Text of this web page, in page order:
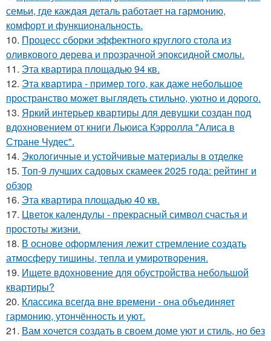
семьи, где каждая деталь работает на гармонию,
комфорт и функциональность.
10. Процесс сборки эффектного круглого стола из
оливкового дерева и прозрачной эпоксидной смолы.
11. Эта квартира площадью 94 кв.
12. Эта квартира - пример того, как даже небольшое
пространство может выглядеть стильно, уютно и дорого.
13. Яркий интерьер квартиры для девушки создан под
вдохновением от книги Льюиса Кэрролла "Алиса в
Стране Чудес".
14. Экологичные и устойчивые материалы в отделке
15. Топ-9 лучших садовых скамеек 2025 года: рейтинг и
обзор
16. Эта квартира площадью 40 кв.
17. Цветок календулы - прекрасный символ счастья и
простоты жизни.
18. В основе оформления лежит стремление создать
атмосферу тишины, тепла и умиротворения.
19. Ищете вдохновение для обустройства небольшой
квартиры?
20. Классика всегда вне времени - она объединяет
гармонию, утончённость и уют.
21. Вам хочется создать в своем доме уют и стиль, но без